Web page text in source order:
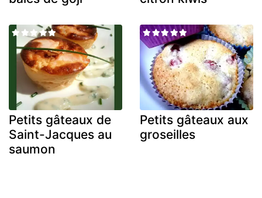
Petits gâteaux de
Saint-Jacques au
saumon
Petits gâteaux aux
groseilles